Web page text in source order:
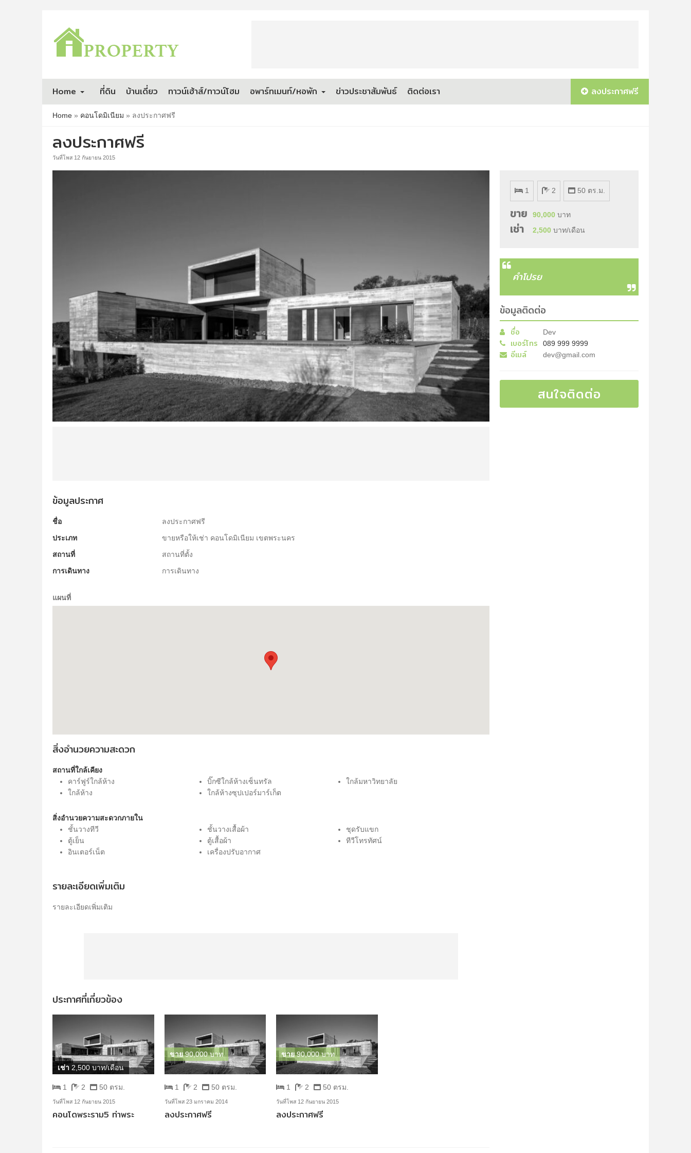
Home ที่ดิน บ้านเดี่ยว ทาวน์เฮ้าส์/ทาวน์โฮม อพาร์ทเมนท์/หอพัก ข่าวประชาสัมพันธ์ ติดต่อเรา ลงประกาศฟรี
Home » คอนโดมิเนียม » ลงประกาศฟรี
ลงประกาศฟรี
วันที่โพส 12 กันยายน 2015
1 2 50 ตร.ม.
ขาย 90,000 บาท
เช่า 2,500 บาท/เดือน
คำโปรย
ข้อมูลติดต่อ
ชื่อ Dev
เบอร์โทร 089 999 9999
อีเมล์ dev@gmail.com
สนใจติดต่อ
ข้อมูลประกาศ
ชื่อ
ลงประกาศฟรี
ประเภท
ขายหรือให้เช่า คอนโดมิเนียม เขตพระนคร
สถานที่
สถานที่ตั้ง
การเดินทาง
การเดินทาง
แผนที่
สิ่งอำนวยความสะดวก
สถานที่ใกล้เคียง
คาร์ฟูร์ใกล้ห้าง
บิ๊กซีใกล้ห้างเซ็นทรัล
ใกล้มหาวิทยาลัย
ใกล้ห้าง
ใกล้ห้างซุปเปอร์มาร์เก็ต
สิ่งอำนวยความสะดวกภายใน
ชั้นวางทีวี
ชั้นวางเสื้อผ้า
ชุดรับแขก
ตู้เย็น
ตู้เสื้อผ้า
ทีวีโทรทัศน์
อินเตอร์เน็ต
เครื่องปรับอากาศ
รายละเอียดเพิ่มเติม
รายละเอียดเพิ่มเติม
ประกาศที่เกี่ยวข้อง
เช่า 2,500 บาท/เดือน
1 2 50 ตรม.
วันที่โพส 12 กันยายน 2015
คอนโดพระราม5 ท่าพระ
ขาย90,000 บาท
1 2 50 ตรม.
วันที่โพส 23 มกราคม 2014
ลงประกาศฟรี
ขาย90,000 บาท
1 2 50 ตรม.
วันที่โพส 12 กันยายน 2015
ลงประกาศฟรี